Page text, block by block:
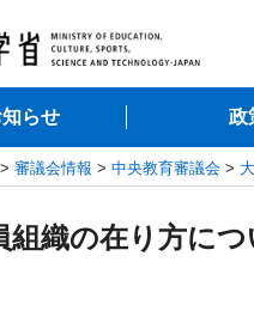
らせ 政
> 審議会情報 > 中央教育審議会 >
組織の在り方に